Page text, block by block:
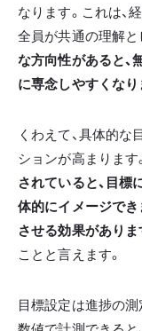
なります。これは、
全員が共通の理解と
な方向性があると、
に専念しやすくなり
くわえて、具体的
ションが高まります
されていると、目
体的にイメージで
させる効果がありま
ことと言えます。
目標設定は進捗の